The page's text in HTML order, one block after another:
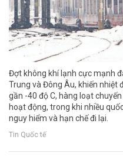
Đợt không khí lạnh cực mạnh
Trung và Đông Âu, khiến nhiệt
gần -40 độ C, hàng loạt
hoạt động, trong khi nhiều
nguy hiểm và hạn chế đi lại.
Tin Quốc tế